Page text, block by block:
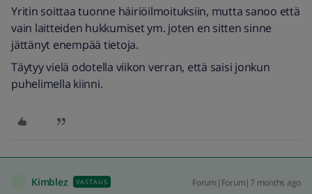
Yritin soittaa tuonne häiriöilmoituksiin, mutta sanoo että
vain laitteiden hukkumiset ym. joten en sitten sinne
jättänyt enempää tietoja.
Täytyy vielä odotella viikon verran, että saisi jonkun
puhelimella kiinni.
Kimblez VASTAUS Forum|Forum|7 months ago